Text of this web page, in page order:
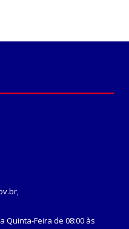
Quinta-Feira de 08:00 às